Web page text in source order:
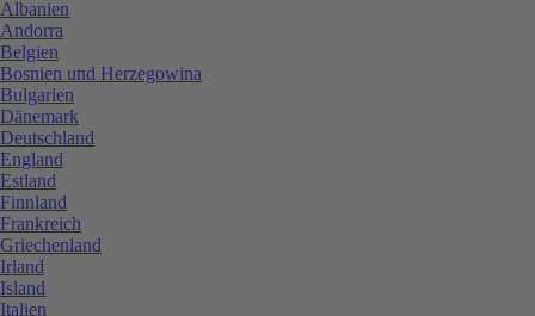
Albanien
Andorra
Belgien
Bosnien und Herzegowina
Bulgarien
Dänemark
Deutschland
England
Estland
Finnland
Frankreich
Griechenland
Irland
Island
Italien